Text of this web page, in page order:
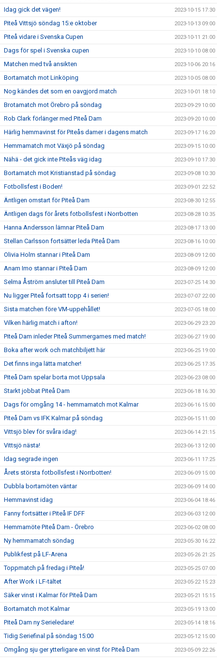
Idag gick det vägen! 2023-10-15 17:30
Piteå Vittsjö söndag 15:e oktober 2023-10-13 09:00
Piteå vidare i Svenska Cupen 2023-10-11 21:00
Dags för spel i Svenska cupen 2023-10-10 08:00
Matchen med två ansikten 2023-10-06 20:16
Bortamatch mot Linköping 2023-10-05 08:00
Nog kändes det som en oavgjord match 2023-10-01 18:10
Brotamatch mot Örebro på söndag 2023-09-29 10:00
Rob Clark förlänger med Piteå Dam 2023-09-20 10:00
Härlig hemmavinst för Piteås damer i dagens match 2023-09-17 16:20
Hemmamatch mot Växjö på söndag 2023-09-15 10:00
Nähä - det gick inte Piteås väg idag 2023-09-10 17:30
Bortamatch mot Kristianstad på söndag 2023-09-08 10:30
Fotbollsfest i Boden! 2023-09-01 22:52
Äntligen omstart för Piteå Dam 2023-08-30 12:55
Äntligen dags för årets fotbollsfest i Norrbotten 2023-08-28 10:35
Hanna Andersson lämnar Piteå Dam 2023-08-17 13:00
Stellan Carlsson fortsätter leda Piteå Dam 2023-08-16 10:00
Olivia Holm stannar i Piteå Dam 2023-08-09 12:00
Anam Imo stannar i Piteå Dam 2023-08-09 12:00
Selma Åström ansluter till Piteå Dam 2023-07-25 14:30
Nu ligger Piteå fortsatt topp 4 i serien! 2023-07-07 22:00
Sista matchen före VM-uppehållet! 2023-07-05 18:00
Vilken härlig match i afton! 2023-06-29 23:20
Piteå Dam inleder Piteå Summergames med match! 2023-06-27 19:00
Boka after work och matchbiljett här 2023-06-25 19:00
Det finns inga lätta matcher! 2023-06-25 17:35
Piteå Dam spelar borta mot Uppsala 2023-06-23 08:00
Starkt jobbat Piteå Dam 2023-06-18 16:30
Dags för omgång 14 - hemmamatch mot Kalmar 2023-06-16 15:00
Piteå Dam vs IFK Kalmar på söndag 2023-06-15 11:00
Vittsjö blev för svåra idag! 2023-06-14 21:15
Vittsjö nästa! 2023-06-13 12:00
Idag segrade ingen 2023-06-11 17:25
Årets största fotbollsfest i Norrbotten! 2023-06-09 15:00
Dubbla bortamöten väntar 2023-06-09 14:00
Hemmavinst idag 2023-06-04 18:46
Fanny fortsätter i Piteå IF DFF 2023-06-03 12:00
Hemmamöte Piteå Dam - Örebro 2023-06-02 08:00
Ny hemmamatch söndag 2023-05-30 16:22
Publikfest på LF-Arena 2023-05-26 21:25
Toppmatch på fredag i Piteå! 2023-05-25 07:00
After Work i LF-tältet 2023-05-22 15:23
Säker vinst i Kalmar för Piteå Dam 2023-05-21 15:15
Bortamatch mot Kalmar 2023-05-19 13:00
Piteå Dam ny Serieledare! 2023-05-14 18:16
Tidig Seriefinal på söndag 15:00 2023-05-12 15:00
Omgång sju ger ytterligare en vinst för Piteå Dam 2023-05-09 22:26